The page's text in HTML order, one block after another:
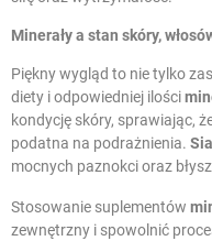
Minerały a stan skóry,
Piękny wygląd to nie tylko
diety i odpowiedniej ilości
kondycję skóry, sprawiając,
podatna na podrażnienia.
mocnych paznokci oraz
Stosowanie suplementów
zewnętrzny i spowolnić